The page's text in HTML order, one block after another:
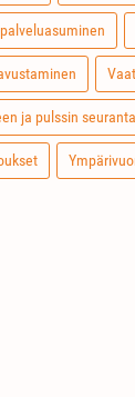
ja pulssin seuranta